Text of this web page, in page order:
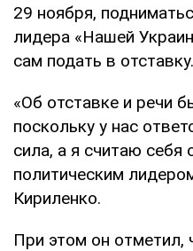
29 ноября,
лидера «Нашей
сам подать в отставку.
«Об отставке и речи
поскольку у нас
сила, а я считаю себя
политическим
Кириленко.
При этом он отметил,